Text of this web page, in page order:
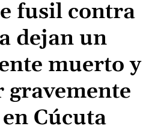
fusil contra
dejan un
muerto y
gravemente
Cúcuta